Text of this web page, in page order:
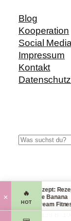
Blog
Kooperation
Social Media
Impressum
Kontakt
Suchen
© 2014-2026 fit-
× 🔥
HOT
Blitzrezept: Rezept
leckere Banana
Nicecream Fitness
Eiscream
Organics